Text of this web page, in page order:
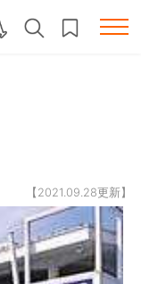
【2021.09.28更新】